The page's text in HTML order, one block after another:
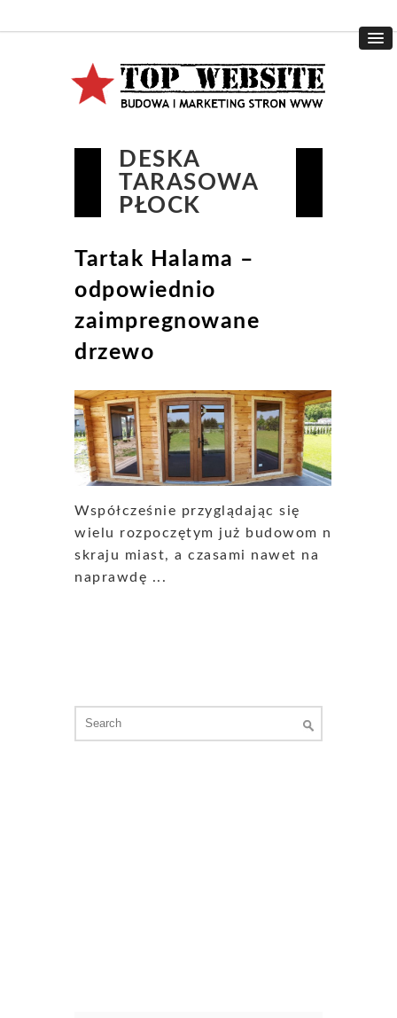
DESKA
TARASOWA
PŁOCK
Tartak Halama –
odpowiednio
zaimpregnowane
drzewo
Współcześnie przyglądając się
wielu rozpoczętym już budowom na
skraju miast, a czasami nawet na
naprawdę ...
for: